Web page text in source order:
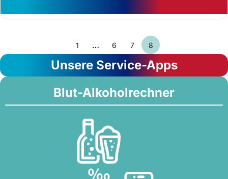
1 … 6 7 8
Unsere Service-Apps
Blut-Alkoholrechner